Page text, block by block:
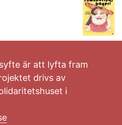
är att lyfta fram
drivs av
i